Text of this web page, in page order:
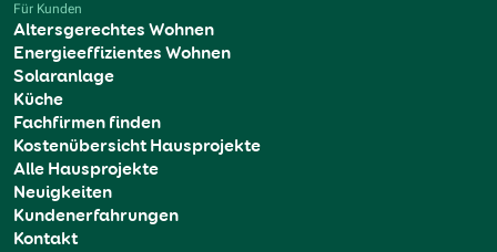
Für Kunden
Altersgerechtes Wohnen
Energieeffizientes Wohnen
Solaranlage
Küche
Fachfirmen finden
Kostenübersicht Hausprojekte
Alle Hausprojekte
Neuigkeiten
Kundenerfahrungen
Kontakt